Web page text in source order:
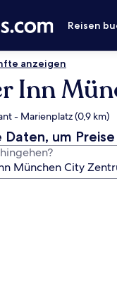
Reisen
anzeigen
Inn
- Marienplatz (0,9 km)
um